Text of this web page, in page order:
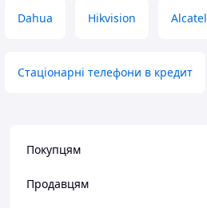
Dahua Hikvision Alcatel
Стаціонарні телефони в кредит
Покупцям
Продавцям